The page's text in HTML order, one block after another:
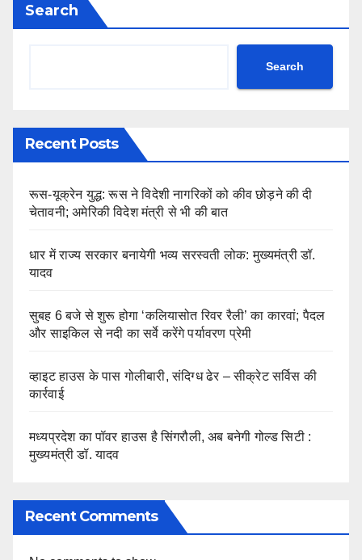
Search
Search
Recent Posts
रूस-यूक्रेन युद्ध: रूस ने विदेशी नागरिकों को कीव छोड़ने की दी
चेतावनी; अमेरिकी विदेश मंत्री से भी की बात
धार में राज्य सरकार बनायेगी भव्य सरस्वती लोक: मुख्यमंत्री डॉ.
यादव
सुबह 6 बजे से शुरू होगा ‘कलियासोत रिवर रैली’ का कारवां; पैदल
और साइकिल से नदी का सर्वे करेंगे पर्यावरण प्रेमी
व्हाइट हाउस के पास गोलीबारी, संदिग्ध ढेर – सीक्रेट सर्विस की
कार्रवाई
मध्यप्रदेश का पॉवर हाउस है सिंगरौली, अब बनेगी गोल्ड सिटी :
मुख्यमंत्री डॉ. यादव
Recent Comments